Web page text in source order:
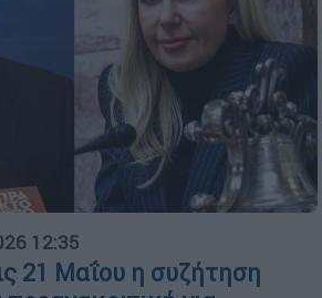
12:35
21 Μαΐου η συζήτηση